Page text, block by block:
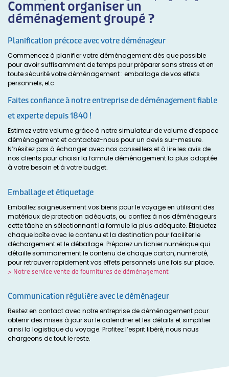
Comment organiser un
déménagement groupé ?
Planification précoce avec votre déménageur
Commencez à planifier votre déménagement dès que possible
pour avoir suffisamment de temps pour préparer sans stress et en
toute sécurité votre déménagement : emballage de vos effets
personnels, etc.
Faites confiance à notre entreprise de déménagement fiable
et experte depuis 1840 !
Estimez votre volume grâce à notre simulateur de volume d’espace
déménagement et contactez-nous pour un devis sur-mesure.
N’hésitez pas à échanger avec nos conseillers et à lire les avis de
nos clients pour choisir la formule déménagement la plus adaptée
à votre besoin et à votre budget.
Emballage et étiquetage
Emballez soigneusement vos biens pour le voyage en utilisant des
matériaux de protection adéquats, ou confiez à nos déménageurs
cette tâche en sélectionnant la formule la plus adéquate. Étiquetez
chaque boîte avec le contenu et la destination pour faciliter le
déchargement et le déballage. Préparez un fichier numérique qui
détaille sommairement le contenu de chaque carton, numéroté,
pour retrouver rapidement vos effets personnels une fois sur place.
> Notre service vente de fournitures de déménagement
Communication régulière avec le déménageur
Restez en contact avec notre entreprise de déménagement pour
obtenir des mises à jour sur le calendrier et les détails et simplifier
ainsi la logistiquedu voyage. Profitez l’esprit libéré, nous nous
chargeons de tout le reste.